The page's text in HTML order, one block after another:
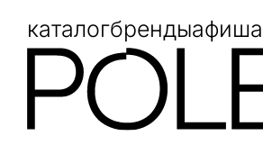
каталогбрендыафиша